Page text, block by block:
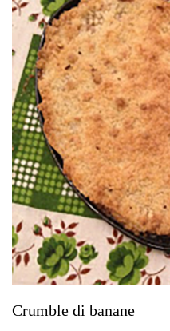
Crumble di banane